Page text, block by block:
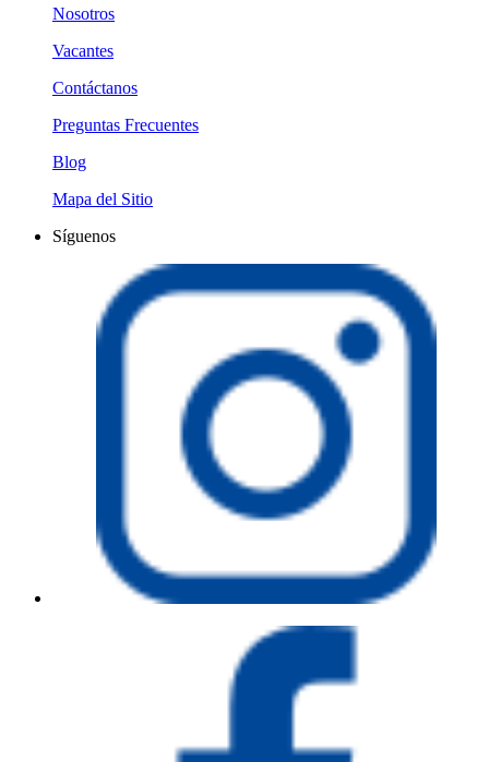
Nosotros
Vacantes
Contáctanos
Preguntas Frecuentes
Blog
Mapa del Sitio
Síguenos